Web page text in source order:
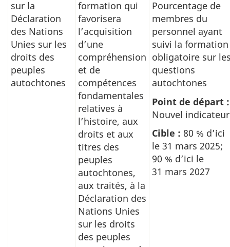
sur la
Déclaration
des Nations
Unies sur les
droits des
peuples
autochtones
formation qui
favorisera
l’acquisition
d’une
compréhension
et de
compétences
fondamentales
relatives à
l’histoire, aux
droits et aux
titres des
peuples
autochtones,
aux traités, à la
Déclaration des
Nations Unies
sur les droits
des peuples
Pourcentage de
membres du
personnel ayant
suivi la formation
obligatoire sur
questions
autochtones
Point de départ :
Nouvel indicateur
Cible : 80 % d’ici
le 31 mars 2025;
90 % d’ici le
31 mars 2027